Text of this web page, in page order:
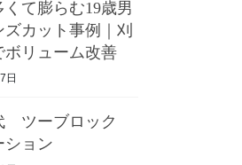
て膨らむ19歳男
カット事例｜刈
ボリューム改善
日
ツーブロック
ション